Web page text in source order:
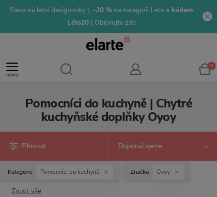
Sleva na letní designovky | -20 % na kategorii Léto s kódem
Léto20 | Objevujte zde
menu
0
Pomocníci do kuchyně | Chytré
kuchyňské doplňky Oyoy
Filtrovat
Kategorie Pomocníci do kuchyně Značka Oyoy
Zrušit vše